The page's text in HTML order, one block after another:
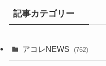
記事カテゴリー
アコレNEWS (762)